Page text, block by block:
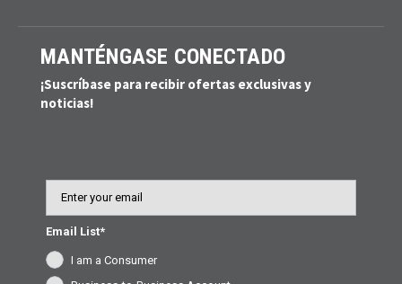
MANTÉNGASE CONECTADO
¡Suscríbase para recibir ofertas exclusivas y
noticias!
Email List*
I am a Consumer